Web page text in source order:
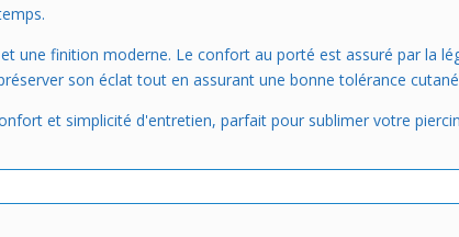
une finition moderne. Le confort au porté est assuré par la
son éclat tout en assurant une bonne tolérance
et simplicité d'entretien, parfait pour sublimer votre